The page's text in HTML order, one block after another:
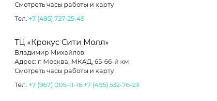
Смотреть часы работы и карту
Тел. +7 (495) 727-25-49
ТЦ «Крокус Сити Молл»
Владимир Михайлов
Адрес: г. Москва, МКАД, 65-66-й км
Смотреть часы работы и карту
Тел. +7 (967) 005-11-16 +7 (495) 532-76-23